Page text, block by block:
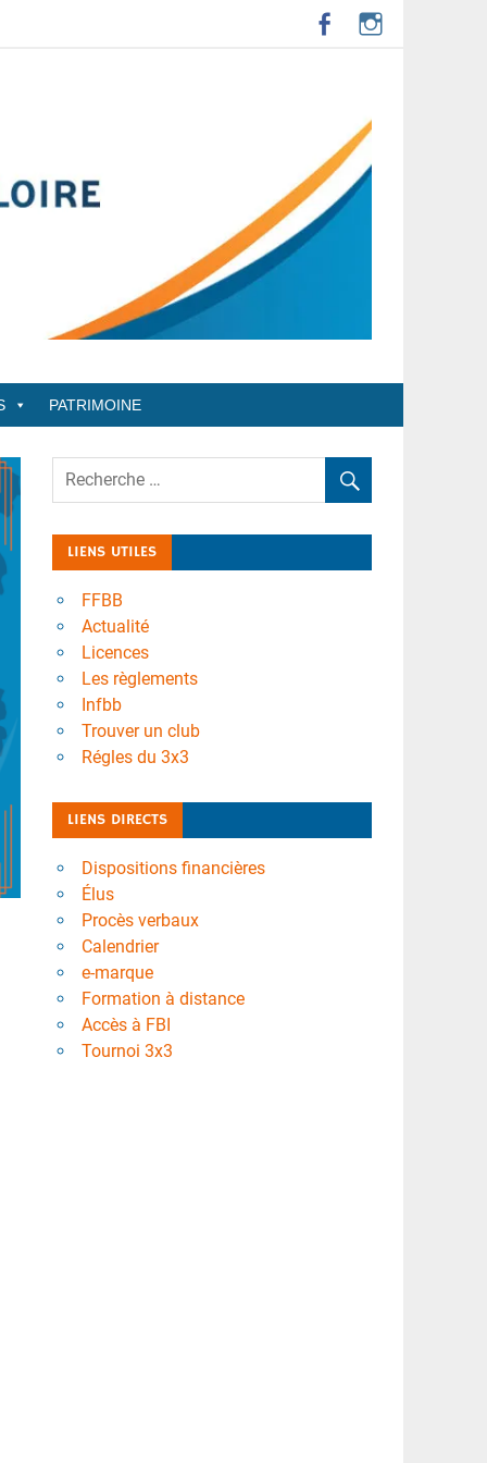
PATRIMOINE
LIENS UTILES
FFBB
Actualité
Licences
Les règlements
Infbb
Trouver un club
Régles du 3x3
LIENS DIRECTS
Dispositions financières
Élus
Procès verbaux
Calendrier
e-marque
Formation à distance
Accès à FBI
Tournoi 3x3